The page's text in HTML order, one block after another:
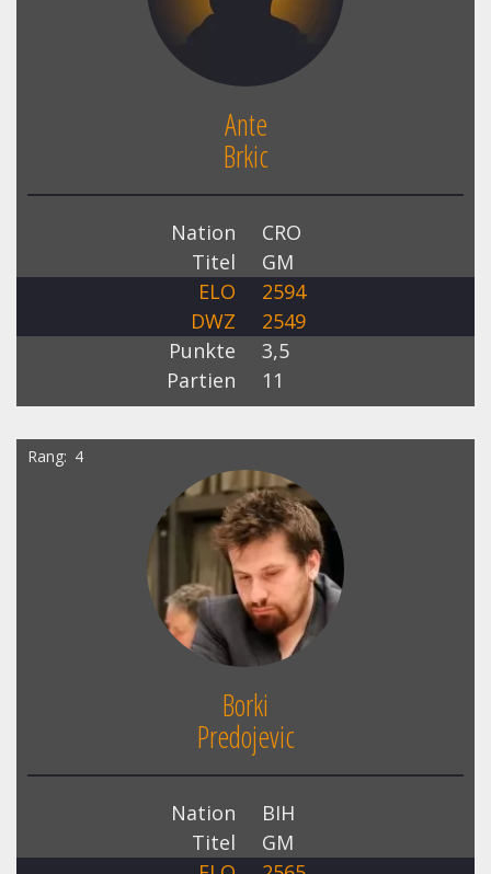
Ante
Brkic
Nation
CRO
Titel
GM
ELO
2594
DWZ
2549
Punkte
3,5
Partien
11
Rang 4
Borki
Predojevic
Nation
BIH
Titel
GM